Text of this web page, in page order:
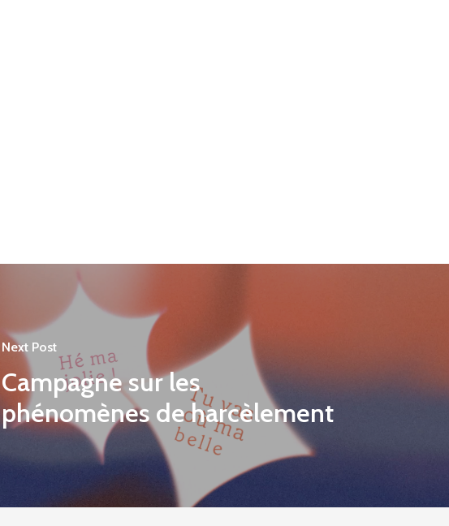
Next Post
Campagne sur les
phénomènes de harcèlement